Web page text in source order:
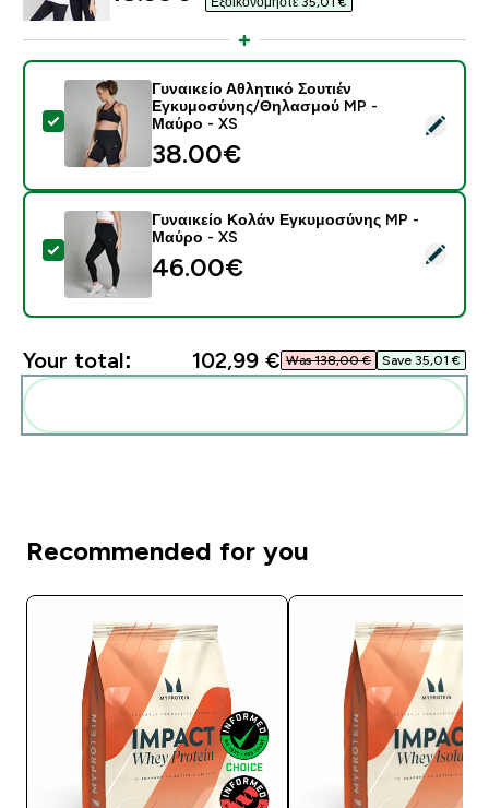
Select this product - Γυναικείο Αθλητικό Σουτιέν
Γυναικείο Αθλητικό Σουτιέν
Εγκυμοσύνης/Θηλασμού MP -
Μαύρο - XS
38.00€‎
Select this product - Γυναικείο Κολάν Εγκυμοσύνης
Γυναικείο Κολάν Εγκυμοσύνης MP -
Μαύρο - XS
46.00€‎
Your total: 102,99 €‎ Was 138,00 €‎ Save 35,01 €‎
Recommended for you